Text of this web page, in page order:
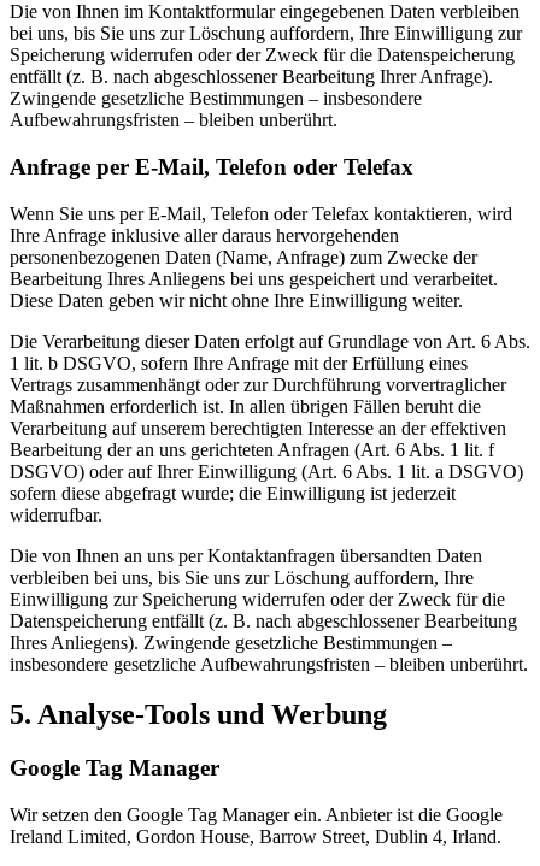
Die von Ihnen im Kontaktformular eingegebenen Daten verbleiben
bei uns, bis Sie uns zur Löschung auffordern, Ihre Einwilligung zur
Speicherung widerrufen oder der Zweck für die Datenspeicherung
entfällt (z. B. nach abgeschlossener Bearbeitung Ihrer Anfrage).
Zwingende gesetzliche Bestimmungen – insbesondere
Aufbewahrungsfristen – bleiben unberührt.
Anfrage per E-Mail, Telefon oder Telefax
Wenn Sie uns per E-Mail, Telefon oder Telefax kontaktieren, wird
Ihre Anfrage inklusive aller daraus hervorgehenden
personenbezogenen Daten (Name, Anfrage) zum Zwecke der
Bearbeitung Ihres Anliegens bei uns gespeichert und verarbeitet.
Diese Daten geben wir nicht ohne Ihre Einwilligung weiter.
Die Verarbeitung dieser Daten erfolgt auf Grundlage von Art. 6 Abs.
1 lit. b DSGVO, sofern Ihre Anfrage mit der Erfüllung eines
Vertrags zusammenhängt oder zur Durchführung vorvertraglicher
Maßnahmen erforderlich ist. In allen übrigen Fällen beruht die
Verarbeitung auf unserem berechtigten Interesse an der effektiven
Bearbeitung der an uns gerichteten Anfragen (Art. 6 Abs. 1 lit. f
DSGVO) oder auf Ihrer Einwilligung (Art. 6 Abs. 1 lit. a DSGVO)
sofern diese abgefragt wurde; die Einwilligung ist jederzeit
widerrufbar.
Die von Ihnen an uns per Kontaktanfragen übersandten Daten
verbleiben bei uns, bis Sie uns zur Löschung auffordern, Ihre
Einwilligung zur Speicherung widerrufen oder der Zweck für die
Datenspeicherung entfällt (z. B. nach abgeschlossener Bearbeitung
Ihres Anliegens). Zwingende gesetzliche Bestimmungen –
insbesondere gesetzliche Aufbewahrungsfristen – bleiben unberührt.
5. Analyse-Tools und Werbung
Google Tag Manager
Wir setzen den Google Tag Manager ein. Anbieter ist die Google
Ireland Limited, Gordon House, Barrow Street, Dublin 4, Irland.